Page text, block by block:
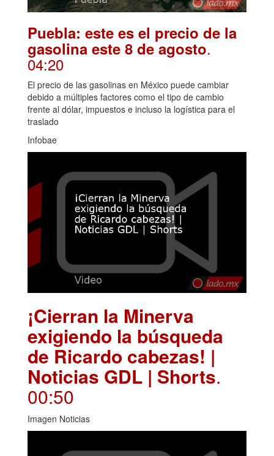
Puebla: este es el precio de la
gasolina este 8 de agosto.
04:20
El precio de las gasolinas en México puede cambiar
debido a múltiples factores como el tipo de cambio
frente al dólar, impuestos e incluso la logística para el
traslado
Infobae
¡Cierran la Minerva
exigiendo la búsqueda
de Ricardo cabezas! |
Noticias GDL | Shorts.
00:50
Imagen Noticias